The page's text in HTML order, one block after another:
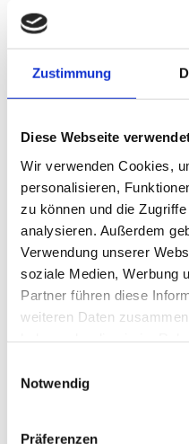
Zustimmung
Diese Webseite
Wir verwenden Cookies,
personalisieren,
zu können und die
analysieren. Außerdem
Verwendung unserer
soziale Medien, Werbung
Partner führen diese
weiteren Daten
Notwendig
Präferenzen
PLZ/Ort*
E-Mail*
Ihr Anzeigentext